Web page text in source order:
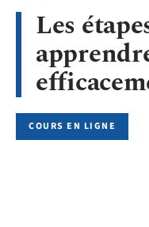
Les
COURS EN LIGNE